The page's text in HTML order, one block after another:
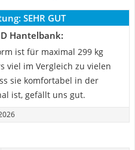
SEHR GUT
Hantelbank:
ist für maximal 299 kg
viel im Vergleich zu vielen
sie komfortabel in der
ist, gefällt uns gut.